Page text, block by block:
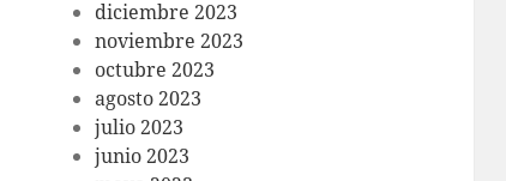
diciembre 2023
noviembre 2023
octubre 2023
agosto 2023
julio 2023
junio 2023